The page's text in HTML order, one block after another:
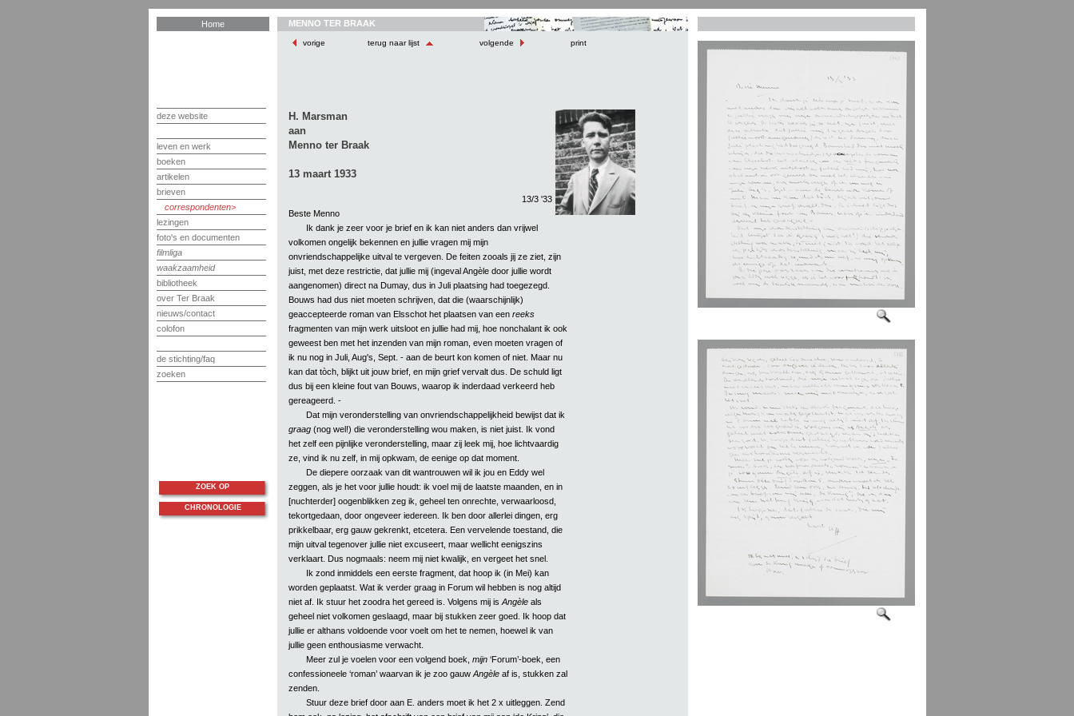
Home
deze website
leven en werk
boeken
artikelen
brieven
correspondenten
lezingen
foto's en documenten
filmliga
waakzaamheid
bibliotheek
over Ter Braak
nieuws/contact
colofon
de stichting/faq
zoeken
MENNO TER BRAAK
vorige terug naar lijst volgende print
H. Marsman
aan
Menno ter Braak
13 maart 1933
13/3 '33
Beste Menno
Ik dank je zeer voor je brief en ik kan niet anders dan vrijwel
volkomen ongelijk bekennen en jullie vragen mij mijn
onvriendschappelijke uitval te vergeven. De feiten zooals jij ze ziet, zijn
juist, met deze restrictie, dat jullie mij (ingeval Angèle door jullie wordt
aangenomen) direct na Dumay, dus in Juli plaatsing had toegezegd.
Bouws had dus niet moeten schrijven, dat die (waarschijnlijk)
geaccepteerde roman van Elsschot het plaatsen van een reeks
fragmenten van mijn werk uitsloot en jullie had mij, hoe nonchalant ik ook
geweest ben met het inzenden van mijn roman, even moeten vragen of
ik nu nog in Juli, Aug's, Sept. - aan de beurt kon komen of niet. Maar nu
kan dat tòch, blijkt uit jouw brief, en mijn grief vervalt dus. De schuld ligt
dus bij een kleine fout van Bouws, waarop ik inderdaad verkeerd heb
gereageerd. -
Dat mijn veronderstelling van onvriendschappelijkheid bewijst dat ik
graag(nog wel!) die veronderstelling wou maken, is niet juist. Ik vond
het zelf een pijnlijke veronderstelling, maar zij leek mij, hoe lichtvaardig
ze, vind ik nu zelf, in mij opkwam, de eenige op dat moment.
De diepere oorzaak van dit wantrouwen wil ik jou en Eddy wel
zeggen, als je het voor jullie houdt: ik voel mij de laatste maanden, en in
[nuchterder] oogenblikken zeg ik, geheel ten onrechte, verwaarloosd,
tekortgedaan, door ongeveer iedereen. Ik ben door allerlei dingen, erg
prikkelbaar, erg gauw gekrenkt, etcetera. Een vervelende toestand, die
mijn uitval tegenover jullie niet excuseert, maar wellicht eenigszins
verklaart. Dus nogmaals: neem mij niet kwalijk, en vergeet het snel.
Ik zond inmiddels een eerste fragment, dat hoop ik (in Mei) kan
worden geplaatst. Wat ik verder graag in Forum wil hebben is nog altijd
niet af. Ik stuur het zoodra het gereed is. Volgens mij is Angèleals
geheel niet volkomen geslaagd, maar bij stukken zeer goed. Ik hoop dat
jullie er althans voldoende voor voelt om het te nemen, hoewel ik van
jullie geen enthousiasme verwacht.
Meer zul je voelen voor een volgend boek, mijn‘Forum’-boek, een
confessioneele ‘roman’ waarvan ik je zoo gauw Angèleaf is, stukken zal
zenden.
Stuur deze brief door aan E. anders moet ik het 2 x uitleggen. Zend
ZOEK OP
CHRONOLOGIE